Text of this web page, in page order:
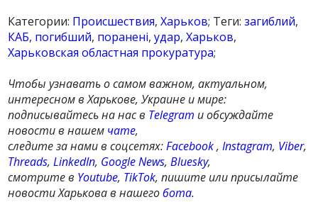
Категории: Происшествия,Харьков; Теги:загиблий,
КАБ, погибший, поранені,удар,Харьков,
Харьковская областная прокуратура;
Чтобы узнавать о самом важном, актуальном,
интересном в Харькове, Украине и мире:
подписывайтесь на нас в Telegram и обсуждайте
новости в нашем чате,
следите за нами в соцсетях:Facebook,Instagram, Viber,
Threads,LinkedIn, Google News,Bluesky,
смотрите в Youtube, TikTok, пишите или присылайте
новости Харькова в нашегобота.